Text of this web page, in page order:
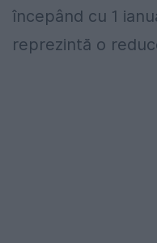
începând cu 1
reprezintă o